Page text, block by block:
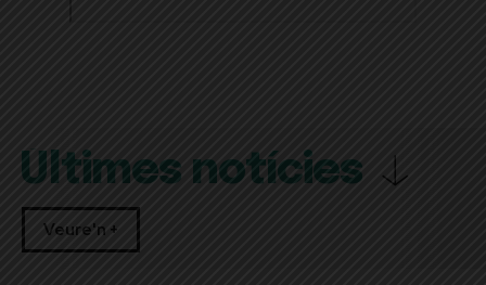
Últimes notícies
Veure'n +